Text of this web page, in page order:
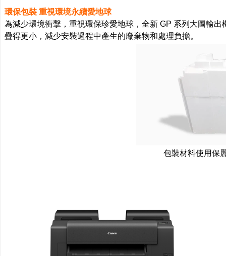
環保包裝 重視環境永續愛地球
為減少環境衝擊，重視環保珍愛地球，全新 GP 系列大圖輸
疊得更小，減少安裝過程中產生的廢棄物和處理負擔。
包裝材料使用保